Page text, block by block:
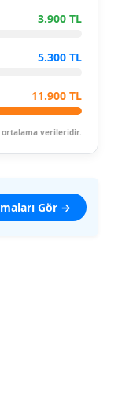
3.900 TL
5.300 TL
11.900 TL
verileridir.
Gör →